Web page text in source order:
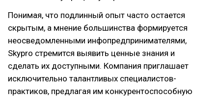
Понимая, что подлинный опыт часто остается
скрытым, а мнение большинства формируется
неосведомленными инфопредпринимателями,
Skypro стремится выявить ценные знания и
сделать их доступными. Компания приглашает
исключительно талантливых специалистов-
практиков, предлагая им конкурентоспособную